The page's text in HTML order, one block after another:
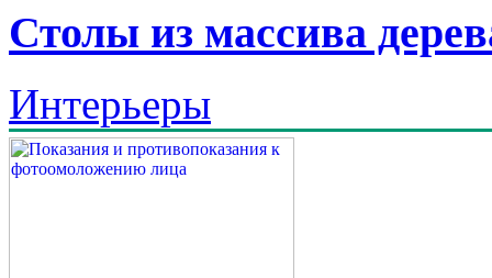
Столы из массива
Интерьеры